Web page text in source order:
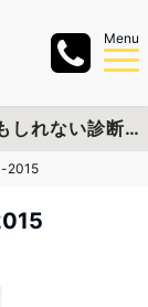
Menu
5秒で分かる？必要な保険が見つかるかもしれない診断チャートを作成しました
2015